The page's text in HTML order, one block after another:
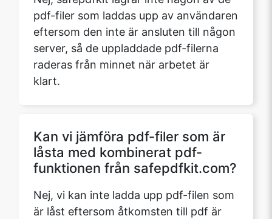
pdf-filer som laddas upp av användaren
eftersom den inte är ansluten till någon
server, så de uppladdade pdf-filerna
raderas från minnet när arbetet är
klart.
Kan vi jämföra pdf-filer som är
låsta med kombinerat pdf-
funktionen från safepdfkit.com?
Nej, vi kan inte ladda upp pdf-filen som
är låst eftersom åtkomsten till pdf är